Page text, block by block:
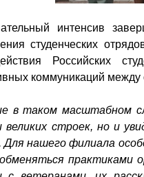
интенсив
студенческих
Российских
коммуникаций между
в таком масштабном
великих строек, но и
Для нашего филиала
практиками